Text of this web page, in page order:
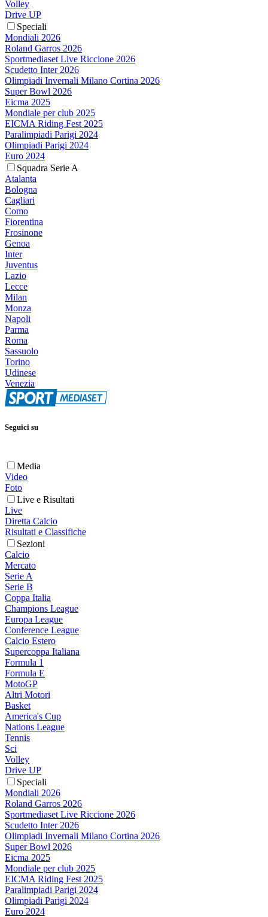
Volley
Drive UP
Speciali
Mondiali 2026
Roland Garros 2026
Sportmediaset Live Riccione 2026
Scudetto Inter 2026
Olimpiadi Invernali Milano Cortina 2026
Super Bowl 2026
Eicma 2025
Mondiale per club 2025
EICMA Riding Fest 2025
Paralimpiadi Parigi 2024
Olimpiadi Parigi 2024
Euro 2024
Squadra Serie A
Atalanta
Bologna
Cagliari
Como
Fiorentina
Frosinone
Genoa
Inter
Juventus
Lazio
Lecce
Milan
Monza
Napoli
Parma
Roma
Sassuolo
Torino
Udinese
Venezia
Seguici su
Media
Video
Foto
Live e Risultati
Live
Diretta Calcio
Risultati e Classifiche
Sezioni
Calcio
Mercato
Serie A
Serie B
Coppa Italia
Champions League
Europa League
Conference League
Calcio Estero
Supercoppa Italiana
Formula 1
Formula E
MotoGP
Altri Motori
Basket
America's Cup
Nations League
Tennis
Sci
Volley
Drive UP
Speciali
Mondiali 2026
Roland Garros 2026
Sportmediaset Live Riccione 2026
Scudetto Inter 2026
Olimpiadi Invernali Milano Cortina 2026
Super Bowl 2026
Eicma 2025
Mondiale per club 2025
EICMA Riding Fest 2025
Paralimpiadi Parigi 2024
Olimpiadi Parigi 2024
Euro 2024